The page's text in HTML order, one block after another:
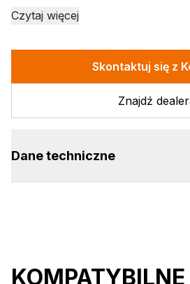
Czytaj więcej
Skontaktuj się z
Znajdź
Dane techniczne
KOMPATYBILNE